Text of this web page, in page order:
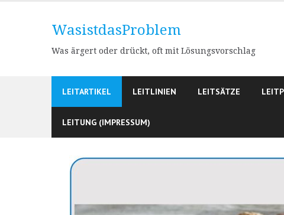
WasistdasProblem
Was ärgert oder drückt, oft mit Lösungsvorschlag
LEITARTIKEL LEITLINIEN LEITSÄTZE
LEITUNG (IMPRESSUM)